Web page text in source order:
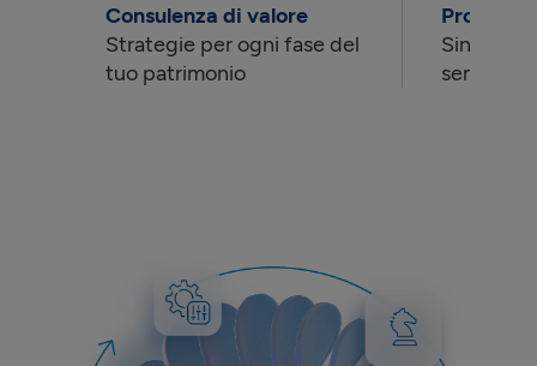
Consulenza di valore
Strategie per ogni fase del
tuo patrimonio
Singoli o
sempre il